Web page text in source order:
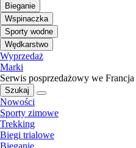
Bieganie
Wspinaczka
Sporty wodne
Wędkarstwo
Wyprzedaż
Marki
Serwis posprzedażowy we Francja
Szukaj
Nowości
Sporty zimowe
Trekking
Biegi trialowe
Bieganie